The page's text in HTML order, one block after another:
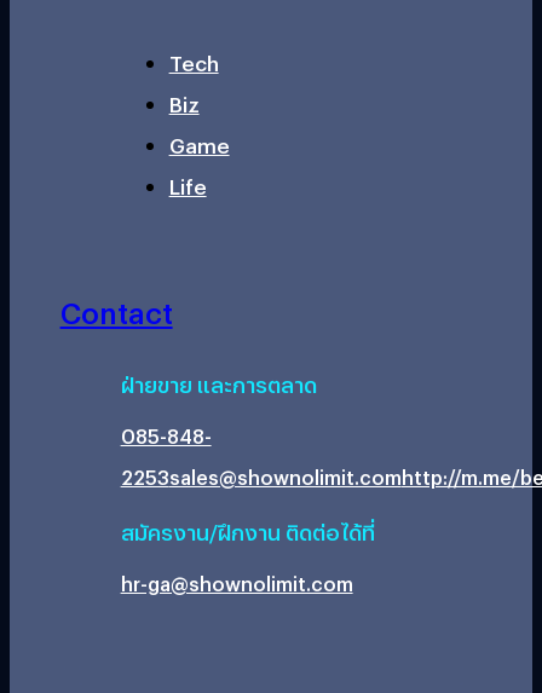
Tech
Biz
Game
Life
Contact
ฝ่ายขาย และการตลาด
085-848-
2253sales@shownolimit.comhttp://m.me/
สมัครงาน/ฝึกงาน ติดต่อได้ที่
hr-ga@shownolimit.com